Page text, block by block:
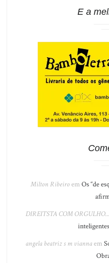
E a
Milton Ribeiroem Os “de
DIREITSTA COM ORGULHO...
angela beatriz s m viannaem